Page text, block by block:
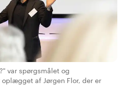
var spørgsmålet og
af Jørgen Flor, der er